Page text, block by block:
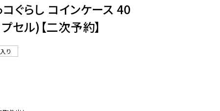
コぐらし コインケース 40
セル)【二次予約】
り